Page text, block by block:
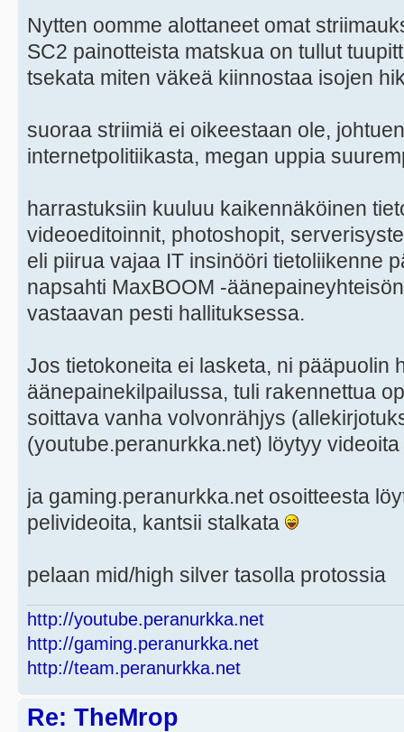
Nytten oomme alottaneet omat
SC2 painotteista matskua on tullut
tsekata miten väkeä kiinnostaa isojen
suoraa striimiä ei oikeestaan ole,
internetpolitiikasta, megan uppia
harrastuksiin kuuluu kaikennäköinen
videoeditoinnit, photoshopit,
eli piirua vajaa IT insinööri tietoliikenne
napsahti MaxBOOM -
vastaavan pesti hallituksessa.
Jos tietokoneita ei lasketa, ni pääpuolin
äänepainekilpailussa, tuli rakennettua
soittava vanha volvonrähjys
(youtube.peranurkka.net) löytyy
ja gaming.peranurkka.net osoitteesta
pelivideoita, kantsii stalkata
pelaan mid/high silver tasolla protossia
http://youtube.peranurkka.net
http://gaming.peranurkka.net
http://team.peranurkka.net
Re: TheMrop